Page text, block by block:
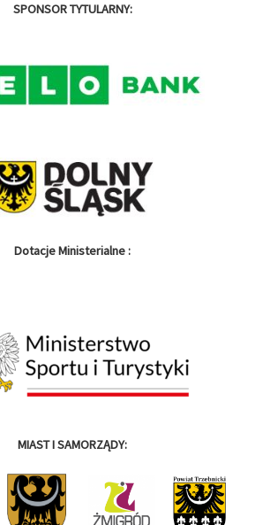
SPONSOR TYTULARNY:
Dotacje Ministerialne :
MIAST I SAMORZĄDY: